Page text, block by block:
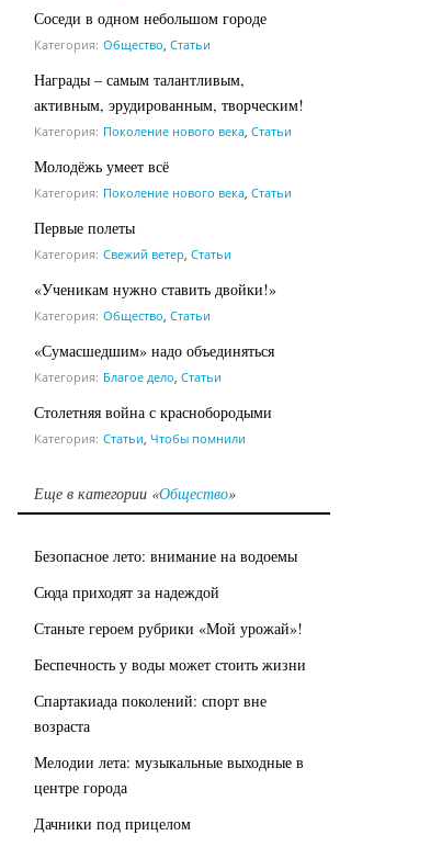
Соседи в одном небольшом городе
Категория: Общество Статьи
Награды – самым талантливым,
активным, эрудированным, творческим!
Категория: Поколение нового века Статьи
Молодёжь умеет всё
Категория: Поколение нового века Статьи
Первые полеты
Категория: Свежий ветер Статьи
«Ученикам нужно ставить двойки!»
Категория: Общество Статьи
«Сумасшедшим» надо объединяться
Категория: Благое дело Статьи
Столетняя война с краснобородыми
Категория: Статьи Чтобы помнили
Еще в категории «Общество»
Безопасное лето: внимание на водоемы
Сюда приходят за надеждой
Станьте героем рубрики «Мой урожай»!
Беспечность у воды может стоить жизни
Спартакиада поколений: спорт вне
возраста
Мелодии лета: музыкальные выходные в
центре города
Дачники под прицелом